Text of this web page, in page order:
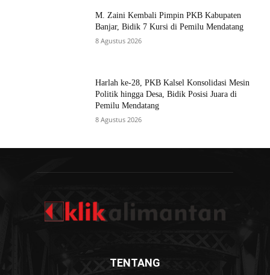
M. Zaini Kembali Pimpin PKB Kabupaten
Banjar, Bidik 7 Kursi di Pemilu Mendatang
8 Agustus 2026
Harlah ke-28, PKB Kalsel Konsolidasi Mesin
Politik hingga Desa, Bidik Posisi Juara di
Pemilu Mendatang
8 Agustus 2026
TENTANG